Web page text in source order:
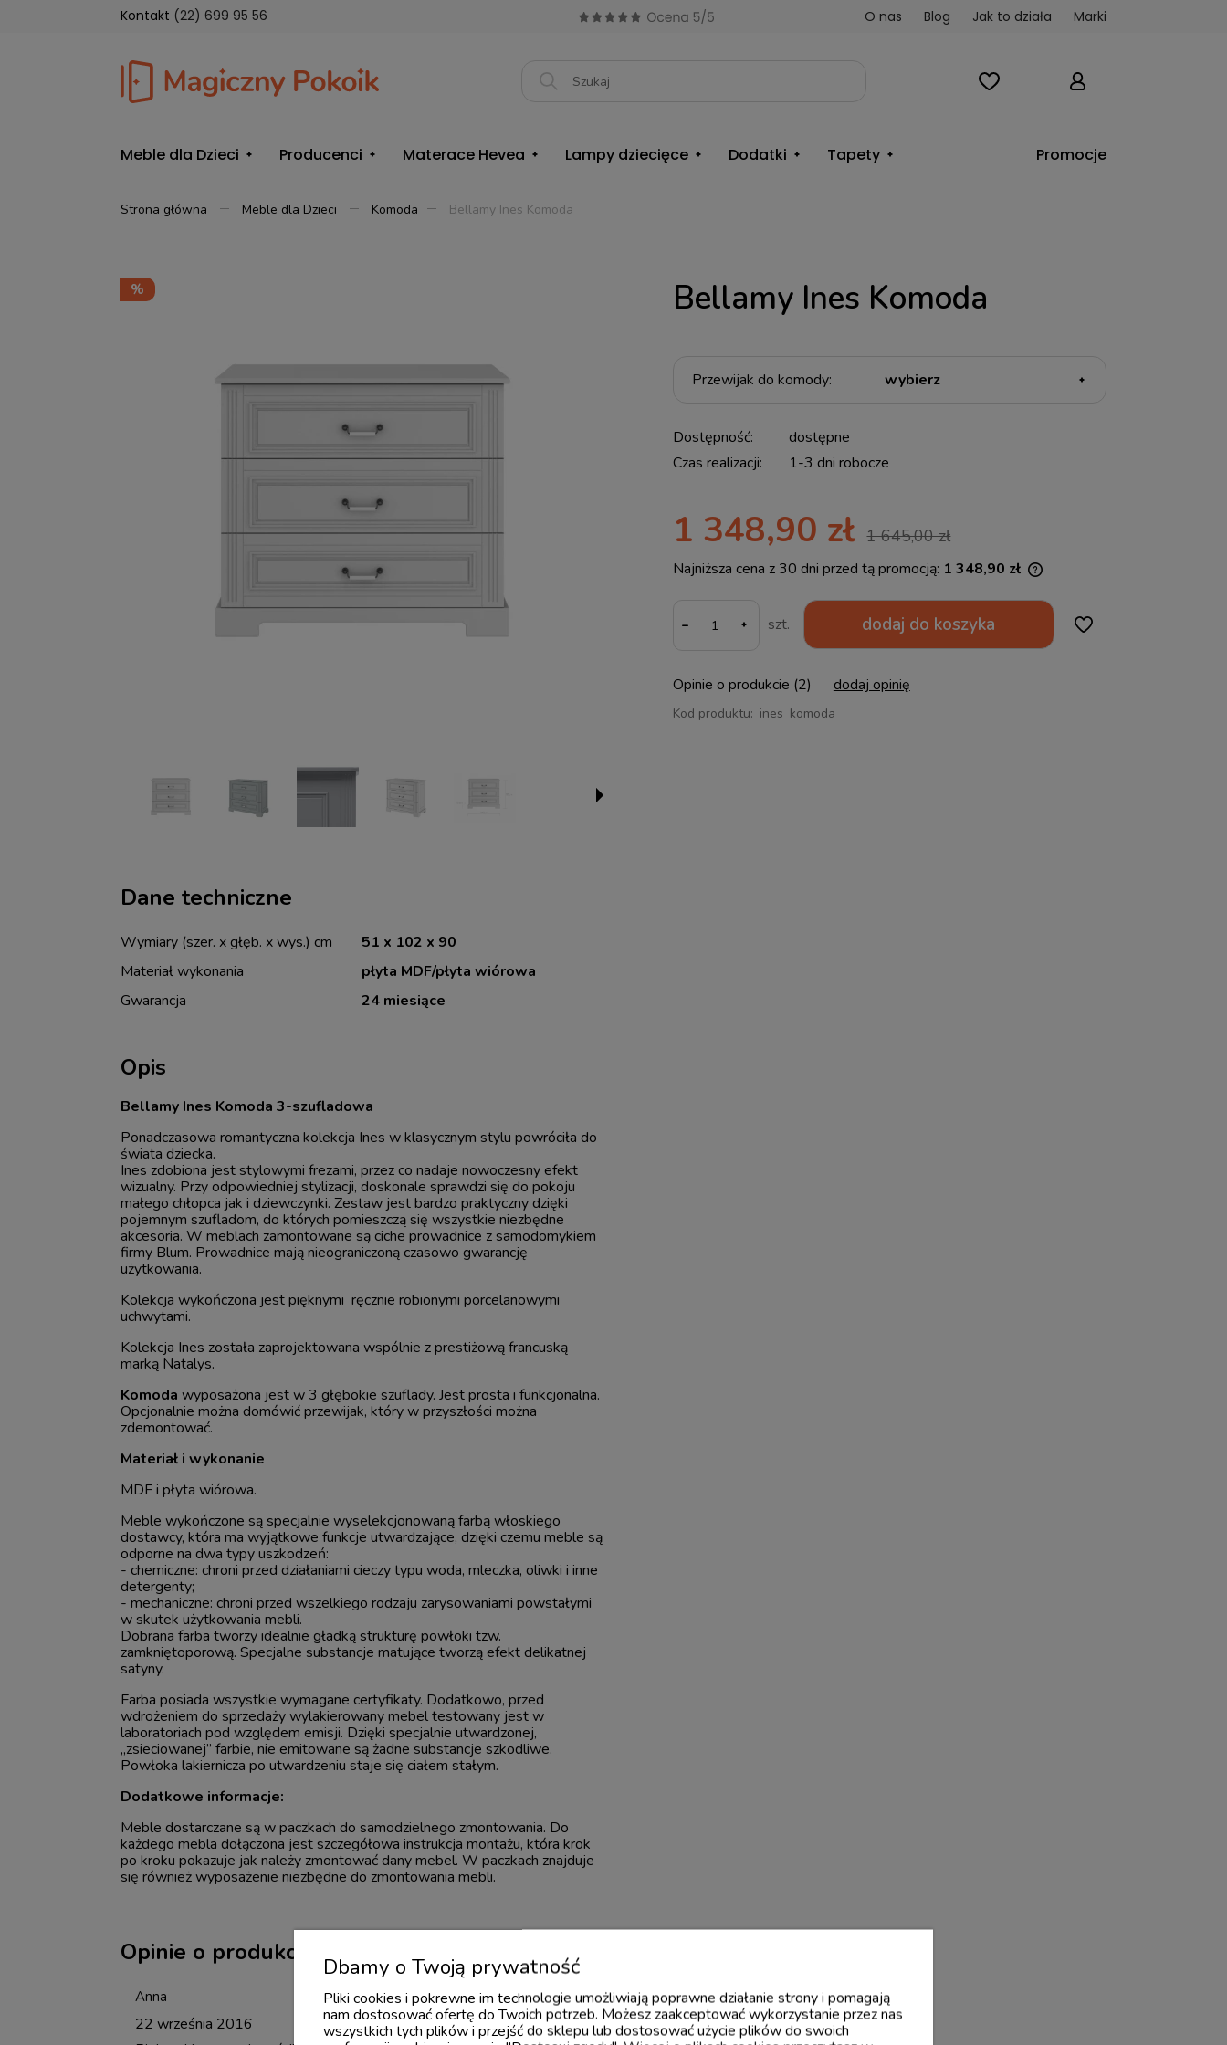
Kontakt (22) 699 95 56 O nas Blog Jak to działa Marki
Meble dla Dzieci Producenci Materace Hevea Lampy dziecięce Dodatki Tapety Promocje
Strona główna Meble dla Dzieci Komoda Bellamy Ines Komoda
Opis
Bellamy Ines Komoda 3-szufladowa
Ponadczasowa romantyczna kolekcja Ines w klasycznym stylu powróciła do
świata dziecka.
Ines zdobiona jest stylowymi frezami, przez co nadaje nowoczesny efekt
wizualny. Przy odpowiedniej stylizacji, doskonale sprawdzi się do pokoju
małego chłopca jak i dziewczynki. Zestaw jest bardzo praktyczny dzięki
pojemnym szufladom, do których pomieszczą się wszystkie niezbędne
akcesoria. W meblach zamontowane są ciche prowadnice z samodomykiem
firmy Blum. Prowadnice mają nieograniczoną czasowo gwarancję
użytkowania.
Kolekcja wykończona jest pięknymi ręcznie robionymi porcelanowymi
uchwytami.
Kolekcja Ines została zaprojektowana wspólnie z prestiżową francuską
marką Natalys.
Komoda wyposażona jest w 3 głębokie szuflady. Jest prosta i funkcjonalna.
Opcjonalnie można domówić przewijak, który w przyszłości można
zdemontować.
Materiał i wykonanie
MDF i płyta wiórowa.
Meble wykończone są specjalnie wyselekcjonowaną farbą włoskiego
dostawcy, która ma wyjątkowe funkcje utwardzające, dzięki czemu meble są
odporne na dwa typy uszkodzeń:
- chemiczne: chroni przed działaniami cieczy typu woda, mleczka, oliwki i inne
detergenty;
- mechaniczne: chroni przed wszelkiego rodzaju zarysowaniami powstałymi
w skutek użytkowania mebli.
Dobrana farba tworzy idealnie gładką strukturę powłoki tzw.
zamkniętoporową. Specjalne substancje matujące tworzą efekt delikatnej
satyny.
Farba posiada wszystkie wymagane certyfikaty. Dodatkowo, przed
wdrożeniem do sprzedaży wylakierowany mebel testowany jest w
laboratoriach pod względem emisji. Dzięki specjalnie utwardzonej,
„zsieciowanej” farbie, nie emitowane są żadne substancje szkodliwe.
Powłoka lakiernicza po utwardzeniu staje się ciałem stałym.
Dodatkowe informacje:
Meble dostarczane są w paczkach do samodzielnego zmontowania. Do
każdego mebla dołączona jest szczegółowa instrukcja montażu, która krok
po kroku pokazuje jak należy zmontować dany mebel. W paczkach znajduje
się również wyposażenie niezbędne do zmontowania mebli.
Dane techniczne
Wymiary (szer. x głęb. x wys.) cm
51 x 102 x 90
Materiał wykonania
płyta MDF/płyta wiórowa
Gwarancja
24 miesiące
Opinie o produkcie (2)
Anna
22 września 2016
Bellamy Ines Komoda
Przewijak do komody:
Dostępność:
dostępne
Czas realizacji:
1-3 dni robocze
1 348,90 zł 1 645,00 zł
Najniższa cena z 30 dni przed tą promocją: 1 348,90 zł
Jeżeli produkt jest sprzedawany krócej niż
30 dni, wyświetlana jest najniższa cena od
momentu, kiedy produkt pojawił się w
- szt. dodaj do koszyka
Kod produktu: ines_komoda
Opinie o produkcie (2) dodaj opinię
Dbamy o Twoją prywatność
Pliki cookies i pokrewne im technologie umożliwiają poprawne działanie strony i pomagają
nam dostosować ofertę do Twoich potrzeb. Możesz zaakceptować wykorzystanie przez nas
wszystkich tych plików i przejść do sklepu lub dostosować użycie plików do swoich